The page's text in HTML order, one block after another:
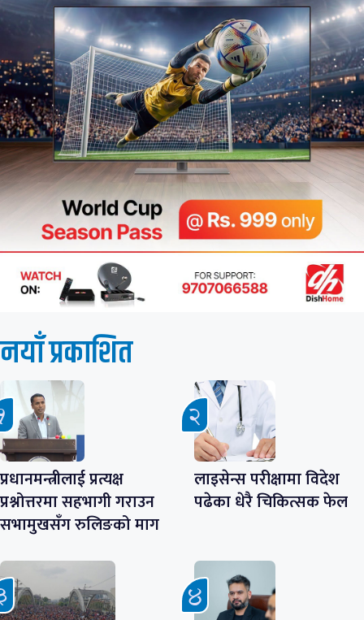
नयाँ प्रकाशित
प्रधानमन्त्रीलाई प्रत्यक्ष
प्रश्नोत्तरमा सहभागी गराउन
सभामुखसँग रुलिङको माग
लाइसेन्स परीक्षामा विदेश
पढेका धेरै चिकित्सक फेल